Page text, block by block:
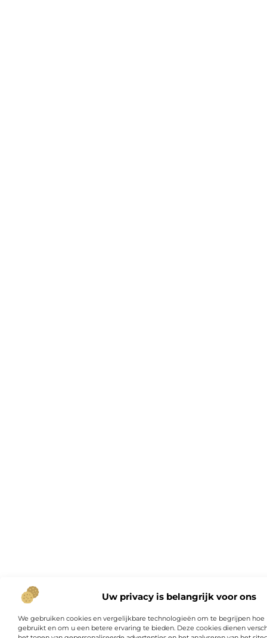
Uw privacy is belangrijk voor ons
We gebruiken cookies en vergelijkbare technologieën om te begrijpen hoe
gebruikt en om u een betere ervaring te bieden. Deze cookies dienen